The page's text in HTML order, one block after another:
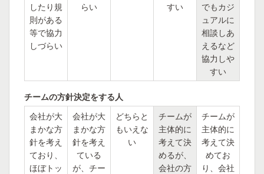
したり規
則がある
等で協力
しづらい
らい
すい
でもカジ
ュアルに
相談しあ
えるなど
協力しや
すい
チームの方針決定をする人
会社が大
まかな方
針を考え
ており、
ほぼトッ
会社が大
まかな方
針を考え
ている
が、チー
どちらと
もいえな
い
チームが
主体的に
考えて決
めるが、
会社の方
チームが
主体的に
考えて決
めてお
り、会社